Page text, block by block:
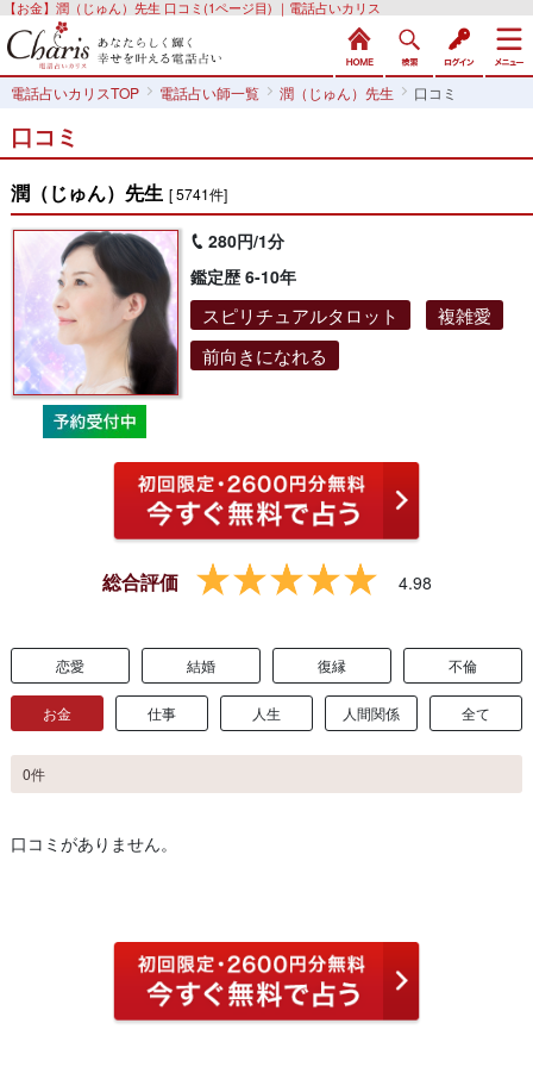
【お金】潤（じゅん）先生 口コミ(1ページ目) ｜電話占いカリス
電話占いカリスTOP 電話占い師一覧 潤（じゅん）先生 口コミ
口コミ
潤（じゅん）先生 [ 5741件]
280円/1分
鑑定歴 6-10年
スピリチュアルタロット
複雑愛
前向きになれる
総合評価 4.98
恋愛 結婚 復縁 不倫
お金 仕事 人生 人間関係 全て
0件
口コミがありません。